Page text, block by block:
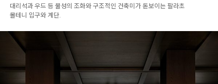
대리석과 우드 등 물성의 조화와 구조적인 건축미가 돋보이는 팔라초
몰테니 입구와 계단.